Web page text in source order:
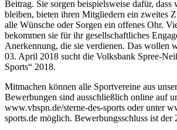
Beitrag. Sie sorgen beispielsweise dafür,
bleiben, bieten ihren Mitgliedern ein zweites
alle Wünsche oder Sorgen ein offenes Ohr.
bekommen sie für ihr gesellschaftliches
Anerkennung, die sie verdienen. Das wollen
03. April 2018 sucht die Volksbank Spree-
Sports“ 2018.
Mitmachen können alle Sportvereine aus
Bewerbungen sind ausschließlich online auf
www.vbspn.de/sterne-des-sports oder unter
sports.de möglich. Bewerbungsschluss ist der